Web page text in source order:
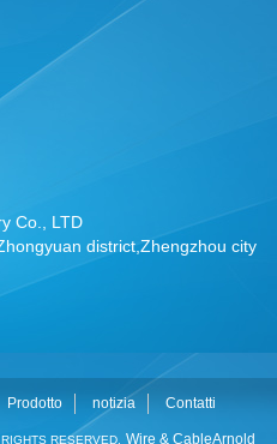
Co., LTD
district,Zhengzhou city
Prodotto notizia Contatti
RESERVED. Wire & CableArnold